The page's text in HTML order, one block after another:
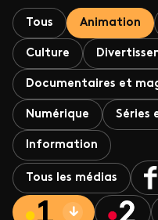
Tous Animation
Culture
Documentaires et
Numérique Séries
Information
Tous les médias